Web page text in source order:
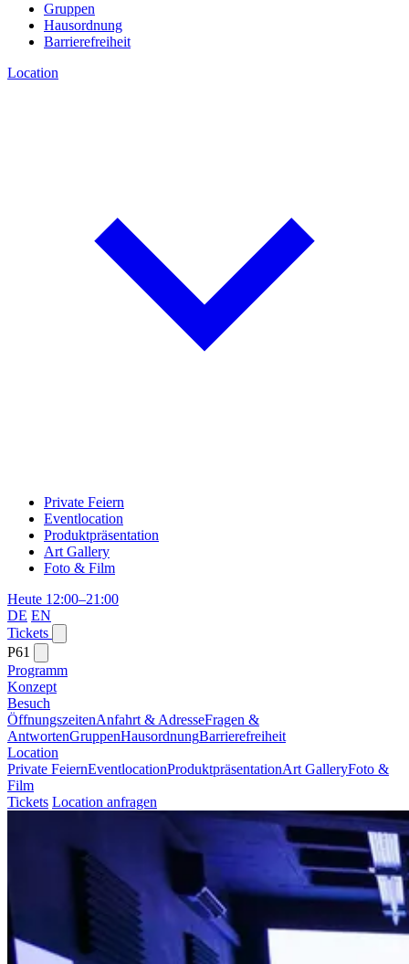
Gruppen
Hausordnung
Barrierefreiheit
Location
Private Feiern
Eventlocation
Produktpräsentation
Art Gallery
Foto & Film
Heute 12:00–21:00
DE EN
Tickets
P61
Programm
Konzept
Besuch
ÖffnungszeitenAnfahrt & AdresseFragen &
AntwortenGruppenHausordnungBarrierefreiheit
Location
Private FeiernEventlocationProduktpräsentationArt GalleryFoto &
Film
Tickets Location anfragen